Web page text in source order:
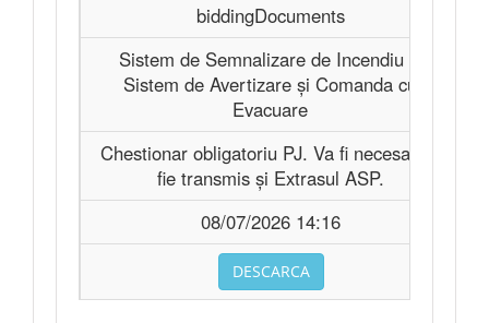
biddingDocuments
Sistem de Semnalizare de Incendiu şi
Sistem de Avertizare şi Comanda cu
Evacuare
Chestionar obligatoriu PJ. Va fi necesar să
fie transmis și Extrasul ASP.
08/07/2026 14:16
DESCARCA